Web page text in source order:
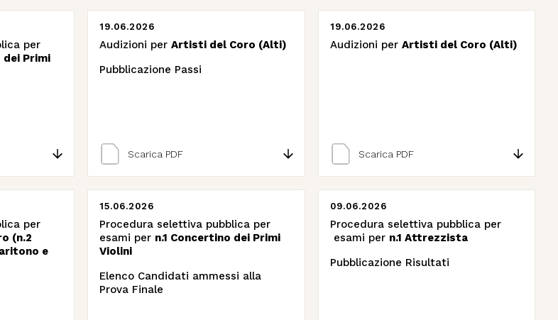
per
dei Primi
19.06.2026
Audizioni per Artisti del Coro (Alti)
Pubblicazione Passi
Scarica PDF
19.06.2026
Audizioni per Artisti del Coro (Alti)
Scarica PDF
per
(n.2
e
15.06.2026
Procedura selettiva pubblica per
esami per n.1 Concertino dei Primi
Violini
Elenco Candidati ammessi alla
Prova Finale
09.06.2026
Procedura selettiva pubblica per
esami per n.1 Attrezzista
Pubblicazione Risultati